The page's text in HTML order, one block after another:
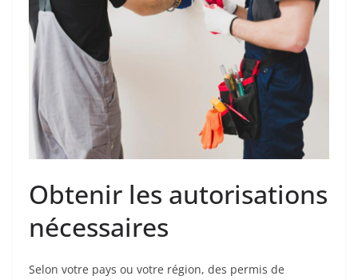
Obtenir les autorisations
nécessaires
Selon votre pays ou votre région, des permis de